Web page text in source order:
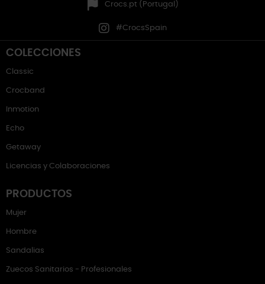
Crocs.pt (Portugal)
#CrocsSpain
COLECCIONES
Classic
Crocband
Inmotion
Echo
Getaway
Licencias y Colaboraciones
PRODUCTOS
Mujer
Hombre
Sandalias
Zuecos Sanitarios - Profesionales